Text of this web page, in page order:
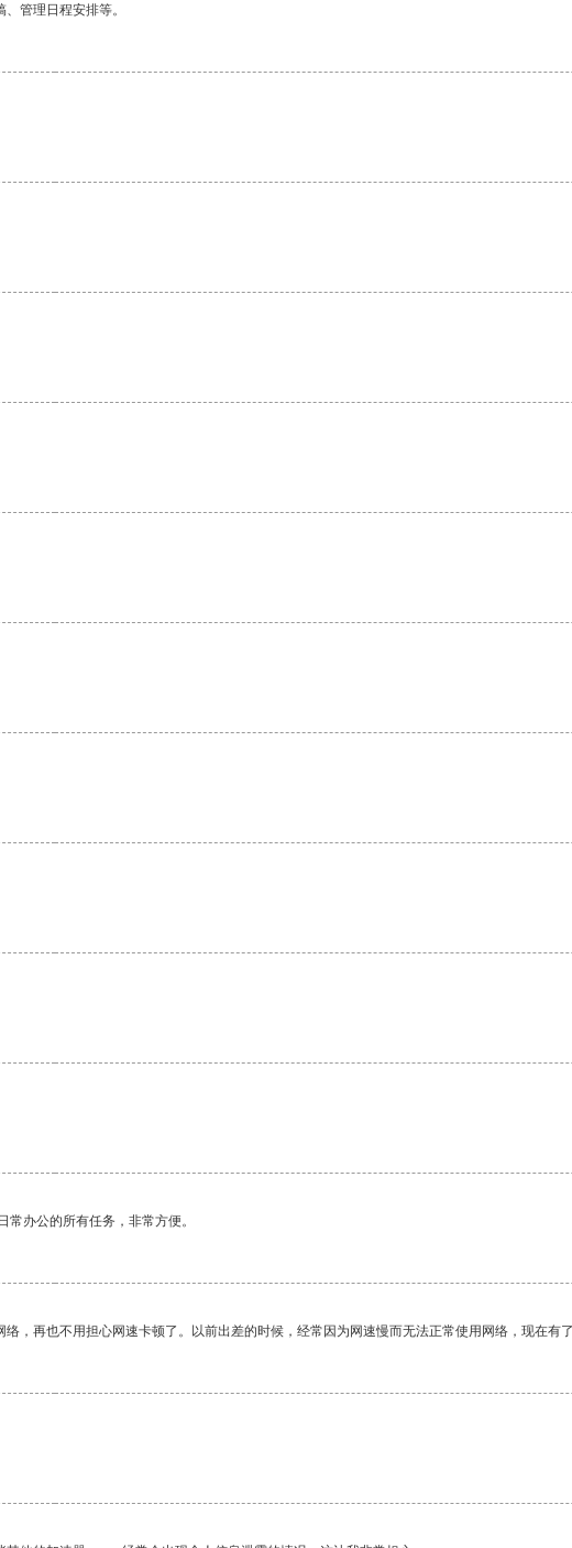
管理日程安排等。
办公的所有任务，非常方便。
再也不用担心网速卡顿了。以前出差的时候，经常因为网速慢而无法正常使用网络，现在有